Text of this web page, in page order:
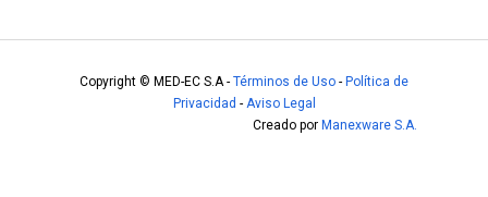
Copyright © MED-EC S.A - Términos de Uso - Política de
Privacidad - Aviso Legal
Creado por Manexware S.A.